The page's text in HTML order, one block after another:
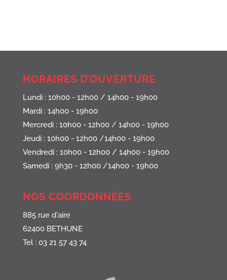
HORAIRES D’OUVERTURE
Lundi : 10h00 - 12h00 / 14h00 - 19h00
Mardi : 14h00 - 19h00
Mercredi : 10h00 - 12h00 / 14h00 - 19h00
Jeudi : 10h00 - 12h00 /14h00 - 19h00
Vendredi : 10h00 - 12h00 / 14h00 - 19h00
Samedi : 9h30 - 12h00 /14h00 - 19h00
NOS COORDONNÉES
885 rue d'aire
62400 BETHUNE
Tel : 03 21 57 43 74